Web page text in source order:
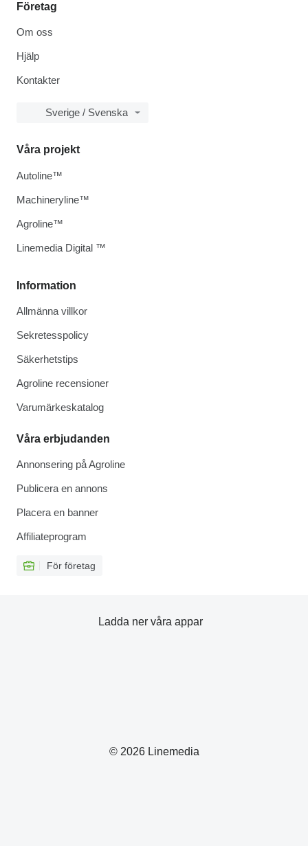
Företag
Om oss
Hjälp
Kontakter
Sverige / Svenska
Information
Allmänna villkor
Sekretesspolicy
Säkerhetstips
Agroline recensioner
Varumärkeskatalog
Våra erbjudanden
Annonsering på Agroline
Publicera en annons
Placera en banner
Affiliateprogram
För företag
Våra projekt
Autoline™
Machineryline™
Agroline™
Linemedia Digital ™
© 2026 Linemedia
Ladda ner våra appar